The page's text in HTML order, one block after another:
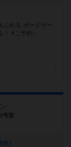
ふれる ボードゲー
！ ※ご予約...
号室
）